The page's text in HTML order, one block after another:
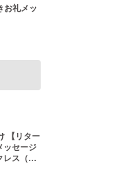
お礼メッ
ッセージ